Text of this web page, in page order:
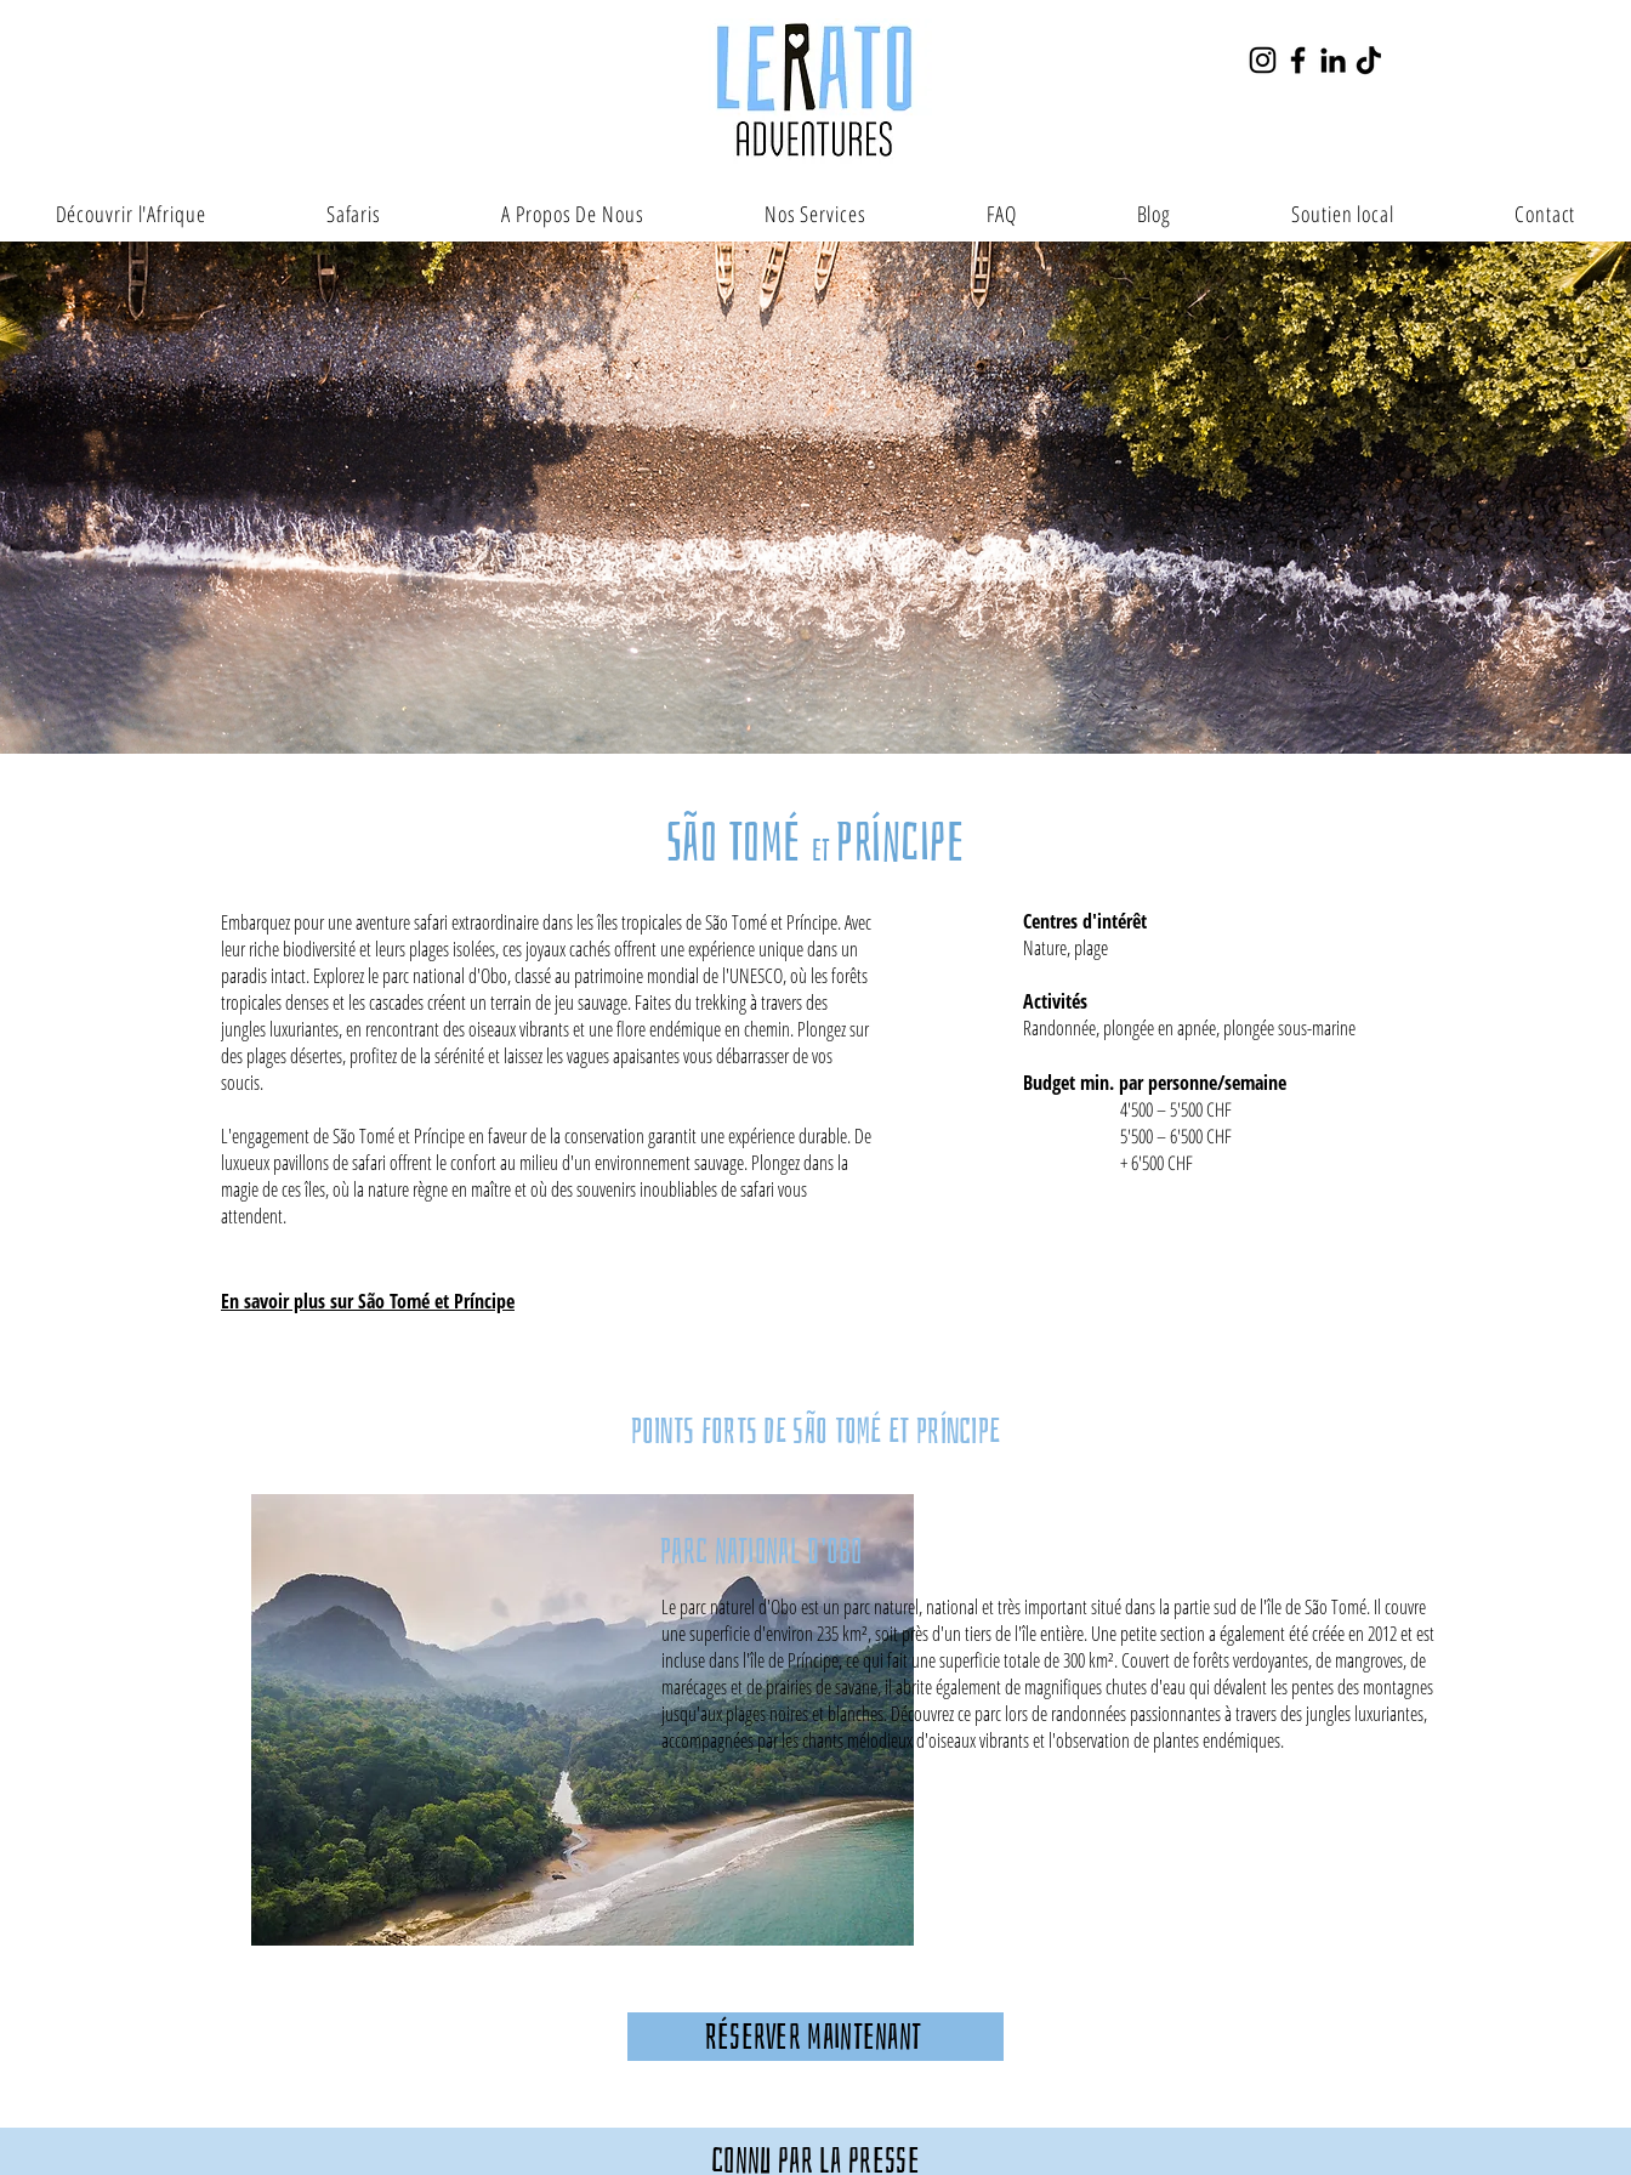
Découvrir l'Afrique Safaris A Propos De Nous Nos Services FAQ Blog Soutien local Contact
São Tomé et Príncipe
Embarquez pour une aventure safari extraordinaire dans les îles tropicales de São Tomé et Príncipe. Avec
leur riche biodiversité et leurs plages isolées, ces joyaux cachés offrent une expérience unique dans un
paradis intact. Explorez le parc national d'Obo, classé au patrimoine mondial de l'UNESCO, où les forêts
tropicales denses et les cascades créent un terrain de jeu sauvage. Faites du trekking à travers des
jungles luxuriantes, en rencontrant des oiseaux vibrants et une flore endémique en chemin. Plongez sur
des plages désertes, profitez de la sérénité et laissez les vagues apaisantes vous débarrasser de vos
soucis.
L'engagement de São Tomé et Príncipe en faveur de la conservation garantit une expérience durable. De
luxueux pavillons de safari offrent le confort au milieu d'un environnement sauvage. Plongez dans la
magie de ces îles, où la nature règne en maître et où des souvenirs inoubliables de safari vous
attendent.
Centres d'intérêt
Nature, plage
Activités
Randonnée, plongée en apnée, plongée sous-marine
Budget min. par personne/semaine
4'500 – 5'500 CHF
5'500 – 6'500 CHF
+ 6'500 CHF
En savoir plus sur São Tomé et Príncipe
POINTS FORTS DE SÃO TOMÉ ET PRÍNCIPE
Parc national d'Obo
Le parc naturel d'Obo est un parc naturel, national et très important situé dans la partie sud de l'île de São Tomé. Il couvre
une superficie d'environ 235 km², soit près d'un tiers de l'île entière. Une petite section a également été créée en 2012 et est
incluse dans l'île de Príncipe, ce qui fait une superficie totale de 300 km². Couvert de forêts verdoyantes, de mangroves, de
marécages et de prairies de savane, il abrite également de magnifiques chutes d'eau qui dévalent les pentes des montagnes
jusqu'aux plages noires et blanches. Découvrez ce parc lors de randonnées passionnantes à travers des jungles luxuriantes,
accompagnées par les chants mélodieux d'oiseaux vibrants et l'observation de plantes endémiques.
Réserver maintenant
connu par la presse